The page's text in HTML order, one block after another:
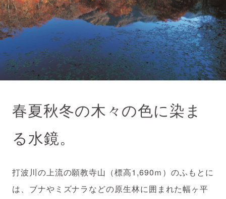
春夏秋冬の木々の色に染ま
る水鏡。
打波川の上流の願教寺山（標高1,690ｍ）のふもとに
は、ブナやミズナラなどの原生林に囲まれた幅ヶ平